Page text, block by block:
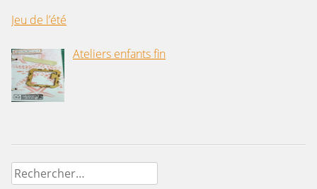
Jeu de l’été
Ateliers enfants fin
Rechercher :